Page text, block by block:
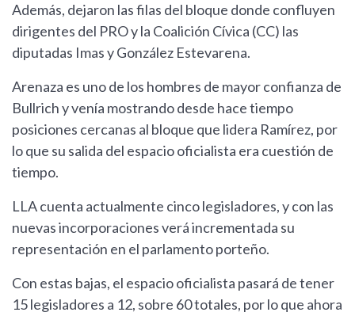
Además, dejaron las filas del bloque donde confluyen
dirigentes del PRO y la Coalición Cívica (CC) las
diputadas Imas y González Estevarena.
Arenaza es uno de los hombres de mayor confianza de
Bullrich y venía mostrando desde hace tiempo
posiciones cercanas al bloque que lidera Ramírez, por
lo que su salida del espacio oficialista era cuestión de
tiempo.
LLA cuenta actualmente cinco legisladores, y con las
nuevas incorporaciones verá incrementada su
representación en el parlamento porteño.
Con estas bajas, el espacio oficialista pasará de tener
15 legisladores a 12, sobre 60 totales, por lo que ahora